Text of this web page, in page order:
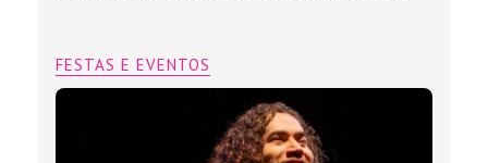
FESTAS E EVENTOS